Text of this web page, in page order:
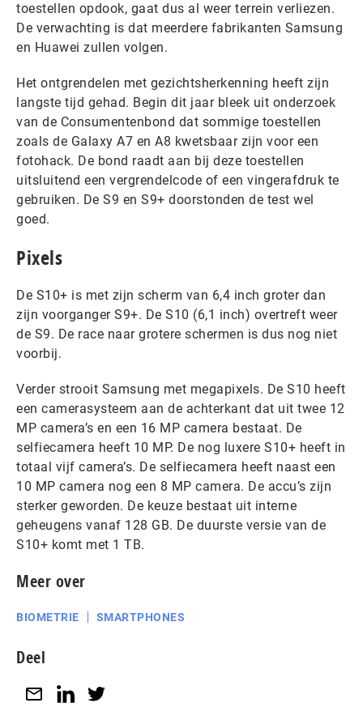
toestellen opdook, gaat dus al weer terrein verliezen.
De verwachting is dat meerdere fabrikanten Samsung
en Huawei zullen volgen.
Het ontgrendelen met gezichtsherkenning heeft zijn
langste tijd gehad. Begin dit jaar bleek uit onderzoek
van de Consumentenbond dat sommige toestellen
zoals de Galaxy A7 en A8 kwetsbaar zijn voor een
fotohack. De bond raadt aan bij deze toestellen
uitsluitend een vergrendelcode of een vingerafdruk te
gebruiken. De S9 en S9+ doorstonden de test wel
goed.
Pixels
De S10+ is met zijn scherm van 6,4 inch groter dan
zijn voorganger S9+. De S10 (6,1 inch) overtreft weer
de S9. De race naar grotere schermen is dus nog niet
voorbij.
Verder strooit Samsung met megapixels. De S10 heeft
een camerasysteem aan de achterkant dat uit twee 12
MP camera’s en een 16 MP camera bestaat. De
selfiecamera heeft 10 MP. De nog luxere S10+ heeft in
totaal vijf camera’s. De selfiecamera heeft naast een
10 MP camera nog een 8 MP camera. De accu’s zijn
sterker geworden. De keuze bestaat uit interne
geheugens vanaf 128 GB. De duurste versie van de
S10+ komt met 1 TB.
Meer over
BIOMETRIE SMARTPHONES
Deel